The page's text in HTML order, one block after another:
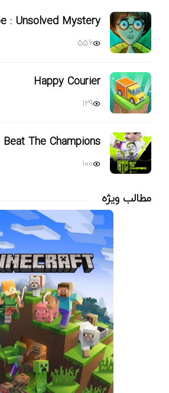
: Unsolved Mystery
556
Happy Courier
129
Beat The Champions
100
مطالب ویژه